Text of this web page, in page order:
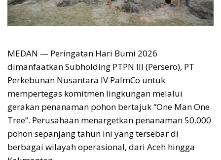
MEDAN — Peringatan Hari Bumi 2026
dimanfaatkan Subholding PTPN III (Persero), PT
Perkebunan Nusantara IV PalmCo untuk
mempertegas komitmen lingkungan melalui
gerakan penanaman pohon bertajuk “One Man One
Tree”. Perusahaan menargetkan penanaman 50.000
pohon sepanjang tahun ini yang tersebar di
berbagai wilayah operasional, dari Aceh hingga